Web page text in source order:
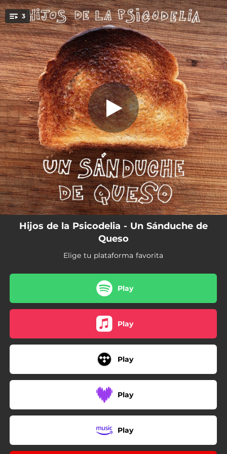
You're all set!
3 Jonathan Richman
Un Sánduche de Queso
02:20
Jonathan Richman
02:00
Números Números, Listas Listas
01:56
Hijos de la Psicodelia - Un Sánduche de
Queso
Elige tu plataforma favorita
Play
Play
Play
Play
Play
.